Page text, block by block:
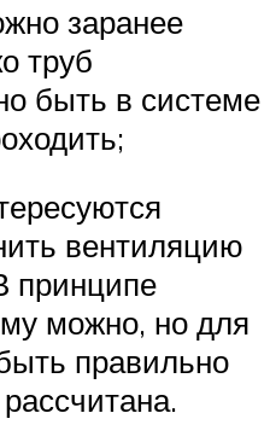
заранее
труб
быть в системе
вентиляцию
принципе
можно, но для
правильно